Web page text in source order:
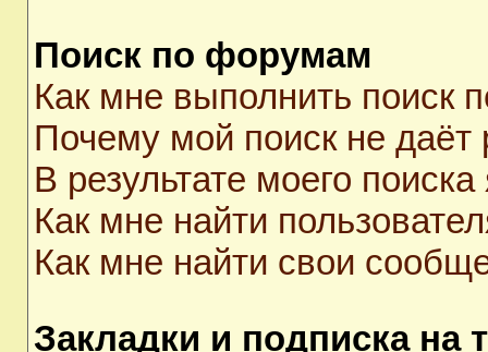
Поиск по форумам
Как мне выполнить
Почему мой поиск не даёт
В результате моего
Как мне найти
Как мне найти свои
Закладки и подписка на